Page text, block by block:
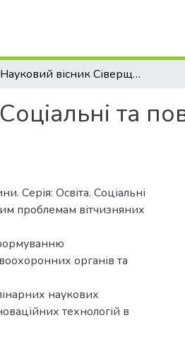
Науковий вісник Сіверщини. Серія: Освіта. Соціальні та поведінкові науки
та
Серія: Освіта. Соціальні
проблемам вітчизняних
органів та
наукових
технологій в